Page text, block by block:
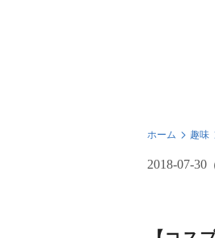
ホーム 趣味
2018-07-30